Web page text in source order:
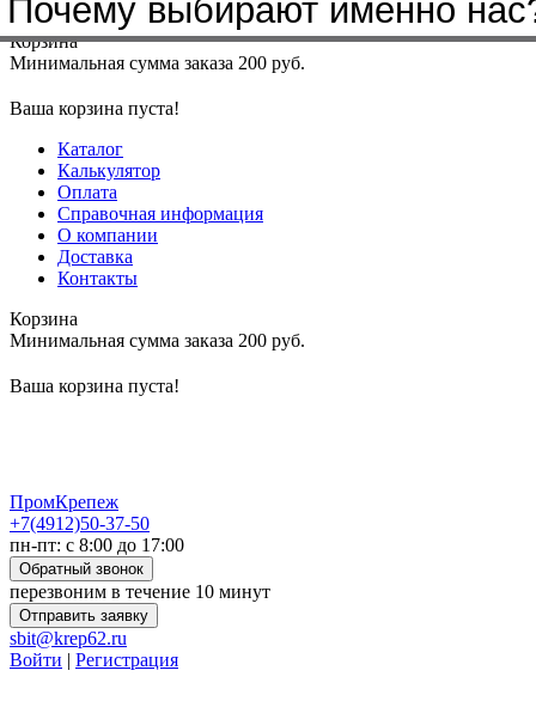
Меню+7(4912)50-37-50sbit@krep62.ru
Корзина
Минимальная сумма заказа 200 руб.
Ваша корзина пуста!
Каталог
Калькулятор
Оплата
Справочная информация
О компании
Доставка
Контакты
Корзина
Минимальная сумма заказа 200 руб.
Ваша корзина пуста!
ПромКрепеж
+7(4912)50-37-50
пн-пт: с 8:00 до 17:00
Обратный звонок
перезвоним в течение 10 минут
Отправить заявку
sbit@krep62.ru
Войти | Регистрация
Почему выбирают именно